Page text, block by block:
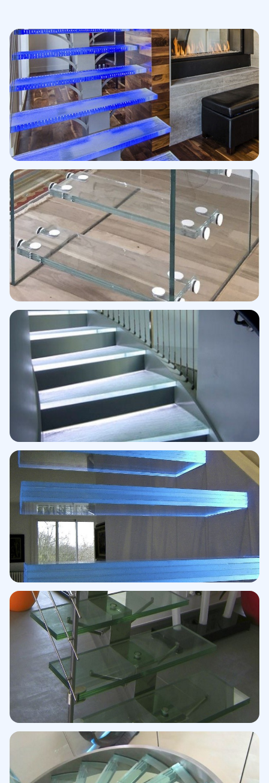
Peldaños con LED integrado
Iluminación perimetral · Blanco cálido
Peldaños extraclaro
Antideslizante serigrafiado
Peldaños LED · Tono azul
Iluminación cromática
Peldaños LED · Tono verde
Escalera decorativa
Peldaños vidrio color
Vidrio coloreado en masa